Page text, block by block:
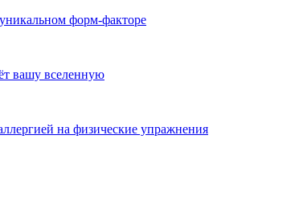
форм-факторе
вашу вселенную
на физические упражнения